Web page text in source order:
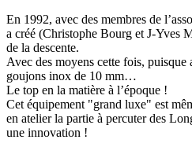
En 1992, avec des membres de
a créé (Christophe Bourg et J-Yves
de la descente.
Avec des moyens cette fois, puisque
goujons inox de 10 mm…
Le top en la matière à l’époque !
Cet équipement "grand luxe" est
en atelier la partie à percuter des
une innovation !